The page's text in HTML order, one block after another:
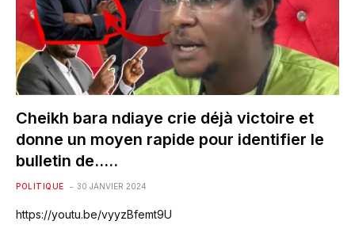
Cheikh bara ndiaye crie déjà victoire et
donne un moyen rapide pour identifier le
bulletin de…..
POLITIQUE 30 JANVIER 2024
https://youtu.be/vyyzBfemt9U